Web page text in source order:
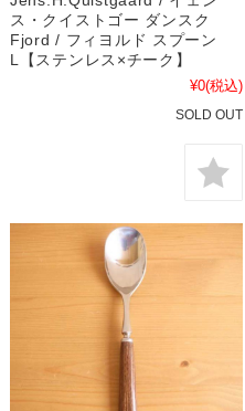
ス・クイストゴー ダンスク
Fjord / フィヨルド スプーン
L【ステンレス×チーク】
¥0(税込)
SOLD OUT